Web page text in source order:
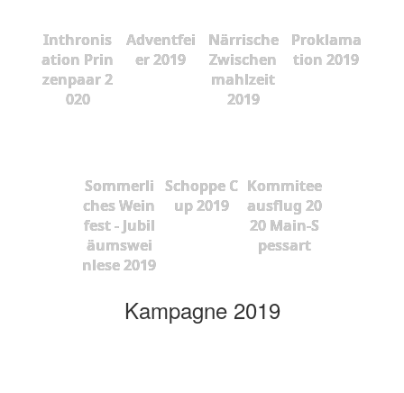
Inthronis
ation Prin
zenpaar 2
020
Adventfei
er 2019
Närrische
Zwischen
mahlzeit
2019
Proklama
tion 2019
Sommerli
ches Wein
fest - Jubil
äumswei
nlese 2019
Schoppe C
up 2019
Kommitee
ausflug 20
20 Main-S
pessart
Kampagne 2019